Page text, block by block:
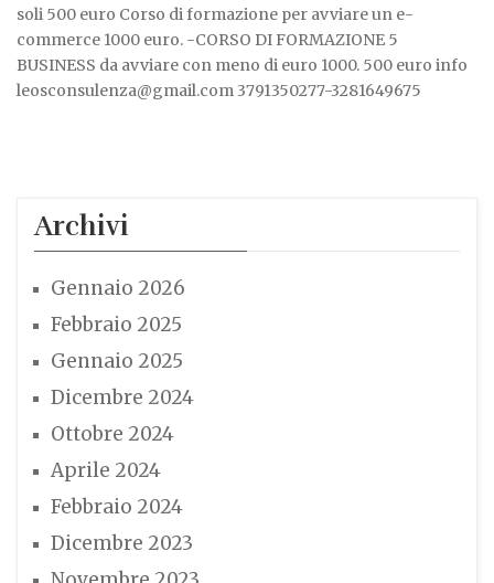
soli 500 euro Corso di formazione per avviare un e-
commerce 1000 euro. -CORSO DI FORMAZIONE 5
BUSINESS da avviare con meno di euro 1000. 500 euro info
leosconsulenza@gmail.com 3791350277-3281649675
Archivi
Gennaio 2026
Febbraio 2025
Gennaio 2025
Dicembre 2024
Ottobre 2024
Aprile 2024
Febbraio 2024
Dicembre 2023